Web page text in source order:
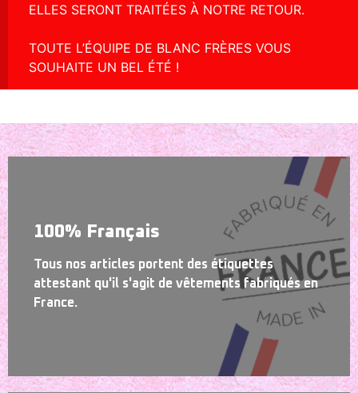
ELLES SERONT TRAITÉES À NOTRE RETOUR.
TOUTE L’ÉQUIPE DE BLANC FRÈRES VOUS
SOUHAITE UN BEL ÉTÉ !
100% Français
Tous nos articles portent des étiquettes
attestant qu'il s'agit de vêtements fabriqués en
France.